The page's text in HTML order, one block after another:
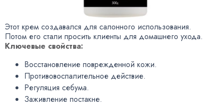
Этот крем создавался для салонного использования.
Потом его стали просить клиенты для домашнего ухода.
Ключевые свойства:
Восстановление поврежденной кожи.
Противовоспалительное действие.
Регуляция себума.
Заживление постакне.